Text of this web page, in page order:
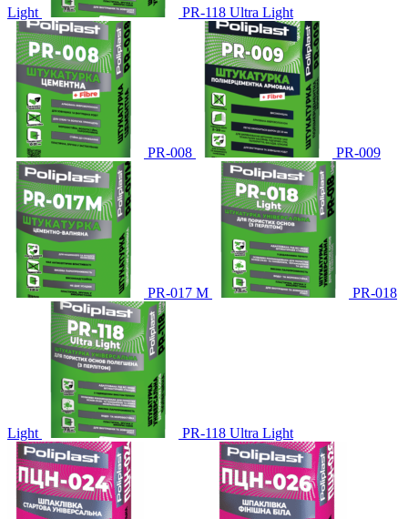
Light PR-118 Ultra Light
PR-008 PR-009
PR-017 М PR-018
Light PR-118 Ultra Light